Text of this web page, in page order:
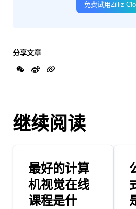
免费试用Zilliz
分享文章
继续阅读
最好的计算
机视觉在线
课程是什